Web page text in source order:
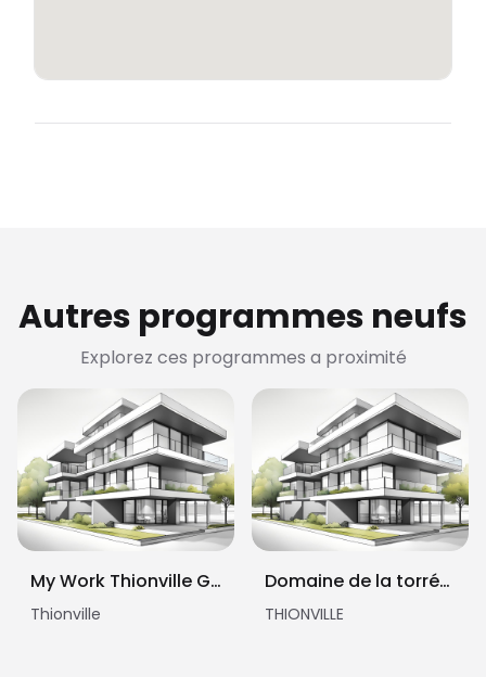
Autres programmes neufs
Explorez ces programmes a proximité
My Work Thionville Gare
Thionville
Domaine de la torréfaction
THIONVILLE